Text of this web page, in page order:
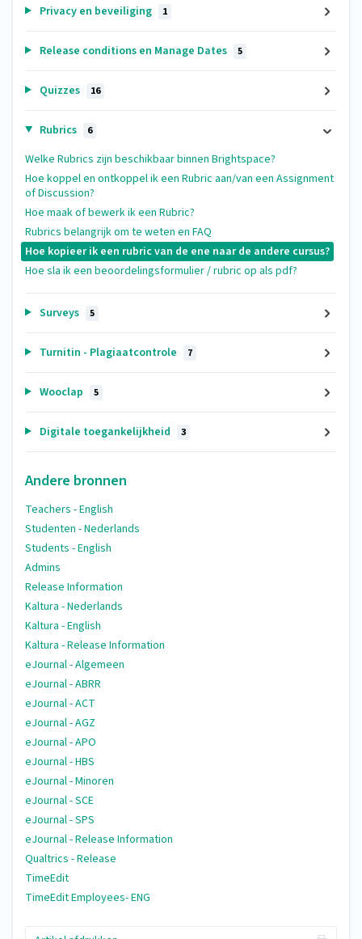
Privacy en beveiliging 1
Release conditions en Manage Dates 5
Quizzes 16
Rubrics 6
Welke Rubrics zijn beschikbaar binnen Brightspace?
Hoe koppel en ontkoppel ik een Rubric aan/van een Assignment
of Discussion?
Hoe maak of bewerk ik een Rubric?
Rubrics belangrijk om te weten en FAQ
Hoe kopieer ik een rubric van de ene naar de andere cursus?
Hoe sla ik een beoordelingsformulier / rubric op als pdf?
Surveys 5
Turnitin - Plagiaatcontrole 7
Wooclap 5
Digitale toegankelijkheid 3
Andere bronnen
Teachers - English
Studenten - Nederlands
Students - English
Admins
Release Information
Kaltura - Nederlands
Kaltura - English
Kaltura - Release Information
eJournal - Algemeen
eJournal - ABRR
eJournal - ACT
eJournal - AGZ
eJournal - APO
eJournal - HBS
eJournal - Minoren
eJournal - SCE
eJournal - SPS
eJournal - Release Information
Qualtrics - Release
TimeEdit
TimeEdit Employees- ENG